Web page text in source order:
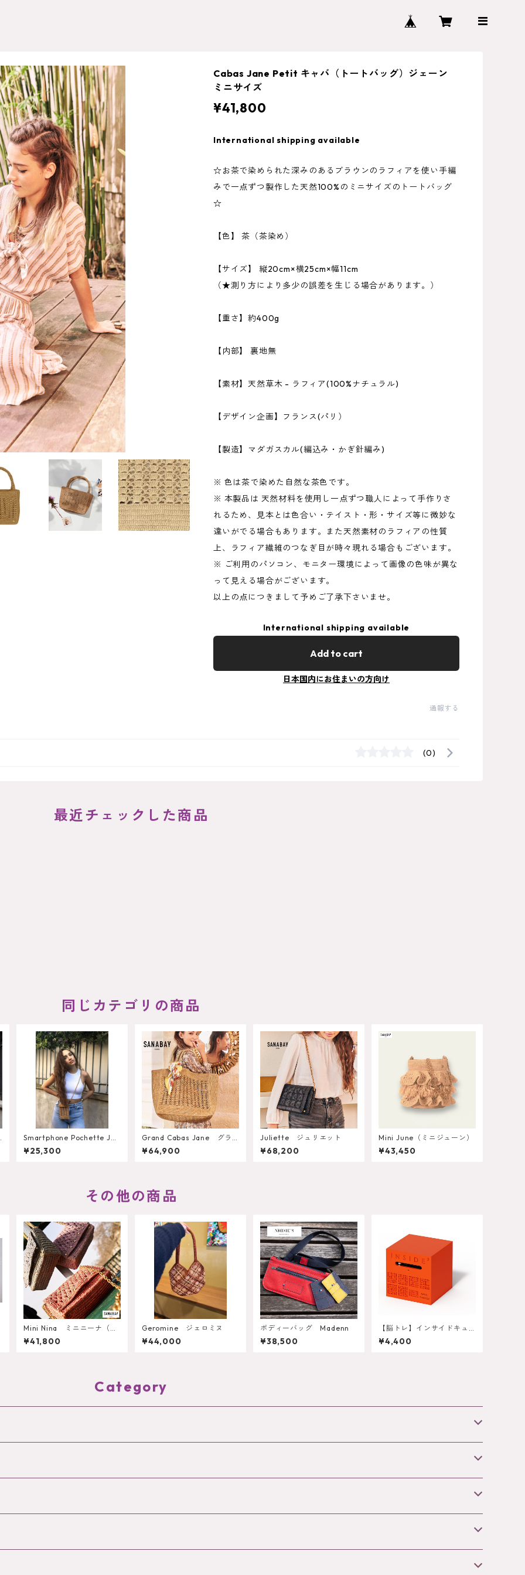
Cabas Jane Petit キャバ（トートバッグ）ジェーン
ミニサイズ
¥41,800
International shipping available
☆お茶で染められた深みのあるブラウンのラフィアを使い手編
みで一点ずつ製作した天然100%のミニサイズのトートバッグ
☆
【色】 茶（茶染め）
【サイズ】 縦20cm×横25cm×幅11cm
（★測り方により多少の誤差を生じる場合があります。）
【重さ】約400g
【内部】 裏地無
【素材】天然草木 - ラフィア(100%ナチュラル)
【デザイン企画】フランス(パリ）
【製造】マダガスカル(編込み・かぎ針編み)
※ 色は茶で染めた自然な茶色です。
※ 本製品は 天然材料を使用し一点ずつ職人によって手作りさ
れるため、見本とは色合い・テイスト・形・サイズ等に微妙な
違いがでる場合もあります。また天然素材のラフィアの性質
上、ラフィア繊維のつなぎ目が時々現れる場合もございます。
※ ご利用のパソコン、モニター環境によって画像の色味が異な
って見える場合がございます。
以上の点につきまして予めご了承下さいませ。
International shipping available
Add to cart
日本国内にお住まいの方向け
通報する
(0)
最近チェックした商品
同じカテゴリの商品
Smartphone Pochette Jan
e スマホポシェット ジェ
ーン
¥25,300
Grand Cabas Jane グラ
ン・キャバ・ジェーン（ト
ートバッグ大）
¥64,900
Juliette ジュリエット
¥68,200
Mini June（ミニジューン）
¥43,450
その他の商品
Mini Nina ミニニーナ（コ
ロレ）
¥41,800
Geromine ジェロミヌ
¥44,000
ボディーバッグ Madenn
¥38,500
【脳トレ】インサイドキュ
ーブ（ファントムシリー
ズ）
¥4,400
Category